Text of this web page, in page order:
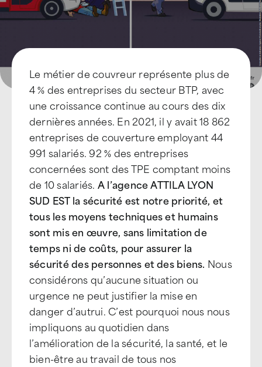
Le métier de couvreur représente plus de
4 % des entreprises du secteur BTP, avec
une croissance continue au cours des dix
dernières années. En 2021, il y avait 18 862
entreprises de couverture employant 44
991 salariés. 92 % des entreprises
concernées sont des TPE comptant moins
de 10 salariés. A l’agence ATTILA LYON
SUD EST la sécurité est notre priorité, et
tous les moyens techniques et humains
sont mis en œuvre, sans limitation de
temps ni de coûts, pour assurer la
sécurité des personnes et des biens. Nous
considérons qu’aucune situation ou
urgence ne peut justifier la mise en
danger d’autrui. C’est pourquoi nous nous
impliquons au quotidien dans
l’amélioration de la sécurité, la santé, et le
bien-être au travail de tous nos